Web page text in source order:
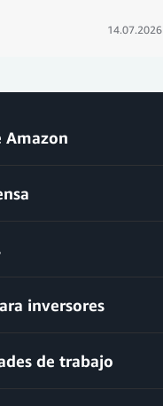
14.07.2026
Amazon
inversores
de trabajo